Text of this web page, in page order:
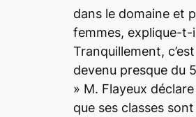
dans le domaine et
femmes, explique-t-
Tranquillement, c’est
devenu presque du
» M. Flayeux déclare
que ses classes sont